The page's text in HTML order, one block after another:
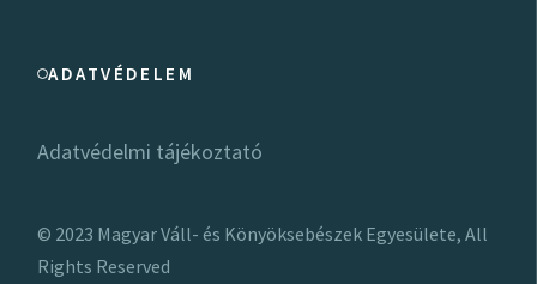
ADATVÉDELEM
Adatvédelmi tájékoztató
© 2023 Magyar Váll- és Könyöksebészek Egyesülete, All
Rights Reserved